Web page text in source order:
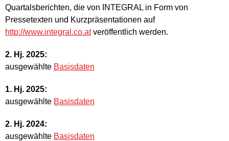
Quartalsberichten, die von INTEGRAL in Form von
Pressetexten und Kurzpräsentationen auf
http://www.integral.co.atveröffentlich werden.
2. Hj. 2025:
ausgewählte Basisdaten
1. Hj. 2025:
ausgewählte Basisdaten
2. Hj. 2024:
ausgewählte Basisdaten